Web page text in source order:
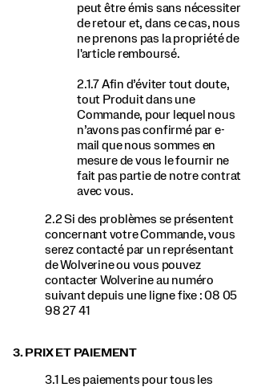
peut être émis sans nécessiter
de retour et, dans ce cas, nous
ne prenons pas la propriété de
l'article remboursé.
2.1.7 Afin d’éviter tout doute,
tout Produit dans une
Commande, pour lequel nous
n’avons pas confirmé par e-
mail que nous sommes en
mesure de vous le fournir ne
fait pas partie de notre contrat
avec vous.
2.2 Si des problèmes se présentent
concernant votre Commande, vous
serez contacté par un représentant
de Wolverine ou vous pouvez
contacter Wolverine au numéro
suivant depuis une ligne fixe : 08 05
98 27 41
3. PRIX ET PAIEMENT
3.1 Les paiements pour tous les